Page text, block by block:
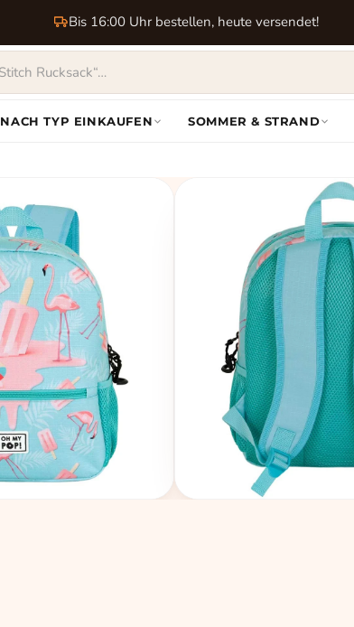
Bis 16:00 Uhr bestellen, heute versendet!
NACH TYP EINKAUFEN SOMMER & STRAND